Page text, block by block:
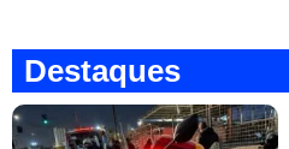
Destaques